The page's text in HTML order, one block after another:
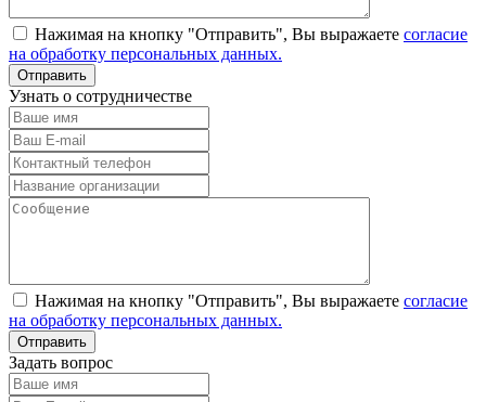
Нажимая на кнопку "Отправить", Вы выражаете согласие
на обработку персональных данных.
Узнать о сотрудничестве
Нажимая на кнопку "Отправить", Вы выражаете согласие
на обработку персональных данных.
Задать вопрос